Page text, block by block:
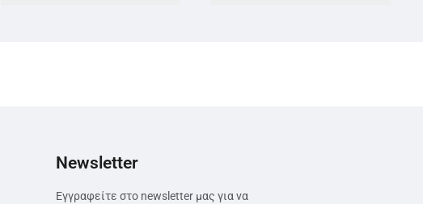
Newsletter
Εγγραφείτε στο newsletter μας για να